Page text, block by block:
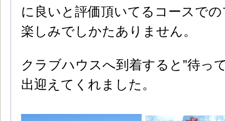
に良いと評価頂いてるコースで
楽しみでしかたありません。
クラブハウスへ到着すると”待っ
出迎えてくれました。